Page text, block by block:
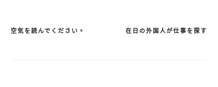
文
在日の外国人が仕事を探す
空気を読んでください。